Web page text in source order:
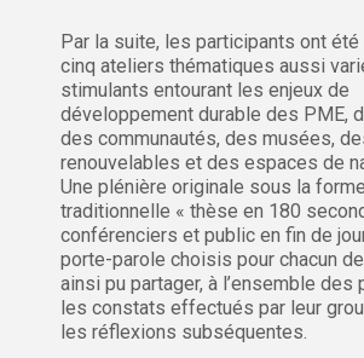
Par la suite, les participants ont
cinq ateliers thématiques aussi
stimulants entourant les enjeux de
développement durable des PME,
des communautés, des musées,
renouvelables et des espaces de
Une plénière originale sous la
traditionnelle « thèse en 180
conférenciers et public en fin de
porte-parole choisis pour chacun
ainsi pu partager, à l’ensemble des
les constats effectués par leur
les réflexions subséquentes.